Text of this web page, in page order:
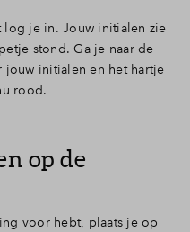
log je in. Jouw initialen zie
stond. Ga je naar de
jouw initialen en het hartje
rood.
op de
voor hebt, plaats je op